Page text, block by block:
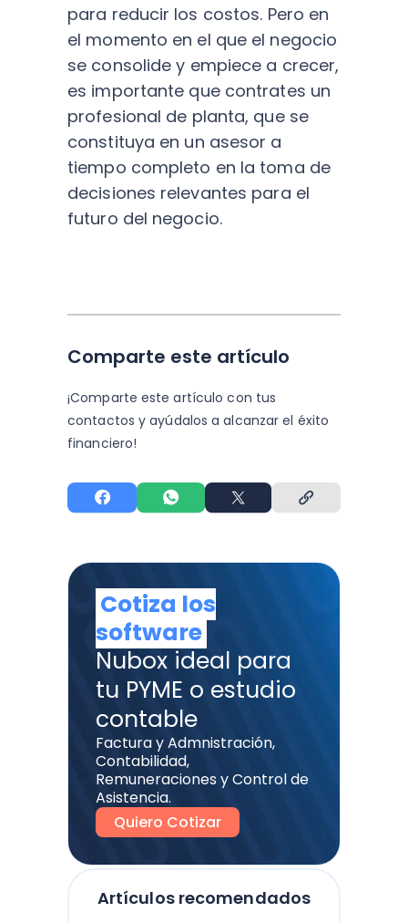
para reducir los costos. Pero en
el momento en el que el negocio
se consolide y empiece a crecer,
es importante que contrates un
profesional de planta, que se
constituya en un asesor a
tiempo completo en la toma de
decisiones relevantes para el
futuro del negocio.
Comparte este artículo
¡Comparte este artículo con tus
contactos y ayúdalos a alcanzar el éxito
financiero!
Artículos recomendados
Cotiza los
software
Nubox ideal para
tu PYME o estudio
contable
Factura y Admnistración,
Contabilidad,
Remuneraciones y Control de
Asistencia.
Quiero Cotizar